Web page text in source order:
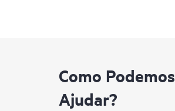
Como Podemos
Ajudar?